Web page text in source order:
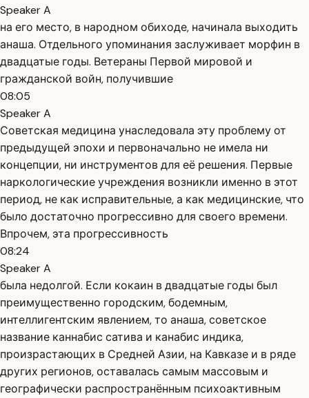
Speaker A
на его место, в народном обиходе, начинала выходить
анаша. Отдельного упоминания заслуживает морфин в
двадцатые годы. Ветераны Первой мировой и
гражданской войн, получившие
08:05
Speaker A
Советская медицина унаследовала эту проблему от
предыдущей эпохи и первоначально не имела ни
концепции, ни инструментов для её решения. Первые
наркологические учреждения возникли именно в этот
период, не как исправительные, а как медицинские, что
было достаточно прогрессивно для своего времени.
Впрочем, эта прогрессивность
08:24
Speaker A
была недолгой. Если кокаин в двадцатые годы был
преимущественно городским, бодемным,
интеллигентским явлением, то анаша, советское
название каннабис сатива и канабис индика,
произрастающих в Средней Азии, на Кавказе и в ряде
других регионов, оставалась самым массовым и
географически распространённым психоактивным